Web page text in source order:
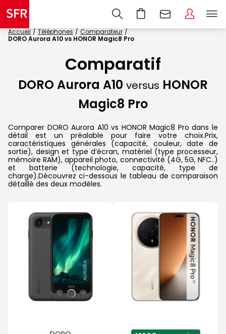
Accueil Téléphones
Comparateur
DORO Aurora A10 vs HONOR Magic8 Pro
Comparatif
DORO Aurora A10 versus HONOR
Magic8 Pro
Comparer DORO Aurora A10 vs HONOR Magic8 Pro dans le
détail est un préalable pour faire votre choix.Prix,
caractéristiques générales (capacité, couleur, date de
sortie), design et type d’écran, matériel (type processeur,
mémoire RAM), appareil photo, connectivité (4G, 5G, NFC..)
et batterie (technologie, capacité, type de
charge).Découvrez ci-dessous le tableau de comparaison
détaillé des deux modèles.